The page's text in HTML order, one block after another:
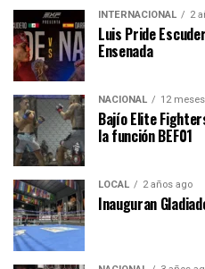
INTERNACIONAL 2
Luis Pride
Ensenada
NACIONAL 12
Bajío Elite
la función BEF01
LOCAL 2 años ago
Inauguran